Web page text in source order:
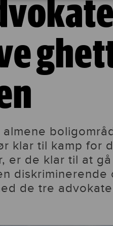
klar til kamp for
er de klar til at
diskriminerende
de tre